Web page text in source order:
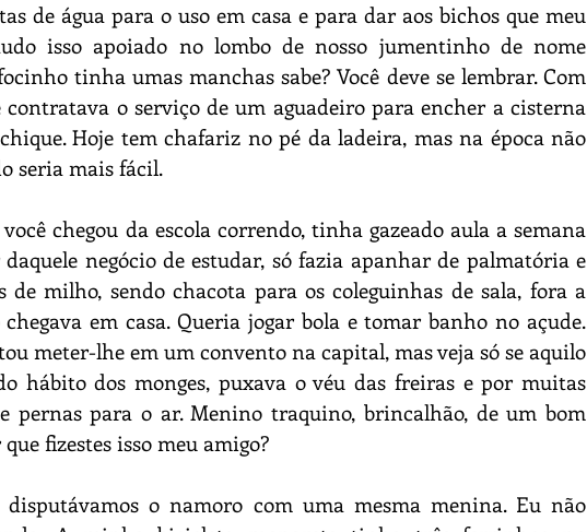
de água para o uso em casa e para dar aos bichos que meu
isso apoiado no lombo de nosso jumentinho de nome
tinha umas manchas sabe? Você deve se lembrar. Com
contratava o serviço de um aguadeiro para encher a cisterna
Hoje tem chafariz no pé da ladeira, mas na época não
seria mais fácil.
chegou da escola correndo, tinha gazeado aula a semana
negócio de estudar, só fazia apanhar de palmatória e
de milho, sendo chacota para os coleguinhas de sala, fora a
em casa. Queria jogar bola e tomar banho no açude.
meter-lhe em um convento na capital, mas veja só se aquilo
hábito dos monges, puxava o véu das freiras e por muitas
pernas para o ar. Menino traquino, brincalhão, de um bom
fizestes isso meu amigo?
disputávamos o namoro com uma mesma menina. Eu não